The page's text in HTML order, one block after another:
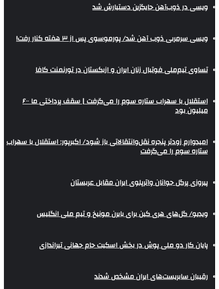
ویسی در ذوب‌آهن جایگزین دستیارش شد
ویسی سرمربی ذوب آهن شد/ پورموسوی پس از ۳ هفته کنار رفت!
تساوی تیم‌ملی فوتبال زنان ایران و ازبکستان در تورنمنت کافا
استقلال با سهراب ستاره سوم را می‌گرفت | سقف پرداختی ما ۶۰۰
میلیون بود
امیدوارم زودتر پنجره نقل‌وانتقالاتی باز شود/ اکبرپور: استقلال با سهراب
ستاره سوم را می‌گرفت
پیروزی پرگل جوانان واترپلوی ایران مقابل عربستان
ویدیو/ گل‌های هری‌ کین برای بایرن مونیخ و تیم ملی انگلیس
پایان کار دو ملی پوش در بخش اسکیت جام جهانی تیراندازی
رقیبان سابریست‌های ایران مشخص شدند